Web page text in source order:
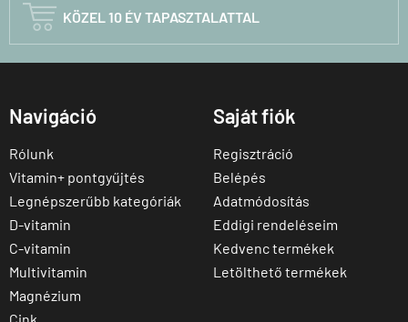
 KÖZEL 10 ÉV TAPASZTALATTAL
Navigáció
Rólunk
Vitamin+ pontgyűjtés
Legnépszerűbb kategóriák
D-vitamin
C-vitamin
Multivitamin
Magnézium
Saját fiók
Regisztráció
Belépés
Adatmódosítás
Eddigi rendeléseim
Kedvenc termékek
Letölthető termékek